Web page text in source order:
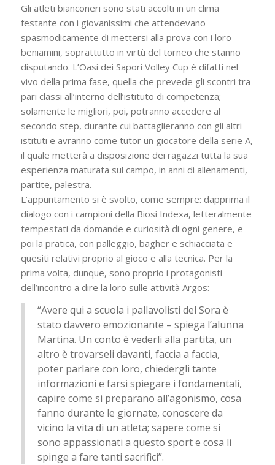
Gli atleti bianconeri sono stati accolti in un clima
festante con i giovanissimi che attendevano
spasmodicamente di mettersi alla prova con i loro
beniamini, soprattutto in virtù del torneo che stanno
disputando. L’Oasi dei Sapori Volley Cup è difatti nel
vivo della prima fase, quella che prevede gli scontri tra
pari classi all’interno dell’istituto di competenza;
solamente le migliori, poi, potranno accedere al
secondo step, durante cui battaglieranno con gli altri
istituti e avranno come tutor un giocatore della serie A,
il quale metterà a disposizione dei ragazzi tutta la sua
esperienza maturata sul campo, in anni di allenamenti,
partite, palestra.
L’appuntamento si è svolto, come sempre: dapprima il
dialogo con i campioni della Biosì Indexa, letteralmente
tempestati da domande e curiosità di ogni genere, e
poi la pratica, con palleggio, bagher e schiacciata e
quesiti relativi proprio al gioco e alla tecnica. Per la
prima volta, dunque, sono proprio i protagonisti
dell’incontro a dire la loro sulle attività Argos:
“Avere qui a scuola i pallavolisti del Sora è
stato davvero emozionante – spiega l’alunna
Martina. Un conto è vederli alla partita, un
altro è trovarseli davanti, faccia a faccia,
poter parlare con loro, chiedergli tante
informazioni e farsi spiegare i fondamentali,
capire come si preparano all’agonismo, cosa
fanno durante le giornate, conoscere da
vicino la vita di un atleta; sapere come si
sono appassionati a questo sport e cosa li
spinge a fare tanti sacrifici”.